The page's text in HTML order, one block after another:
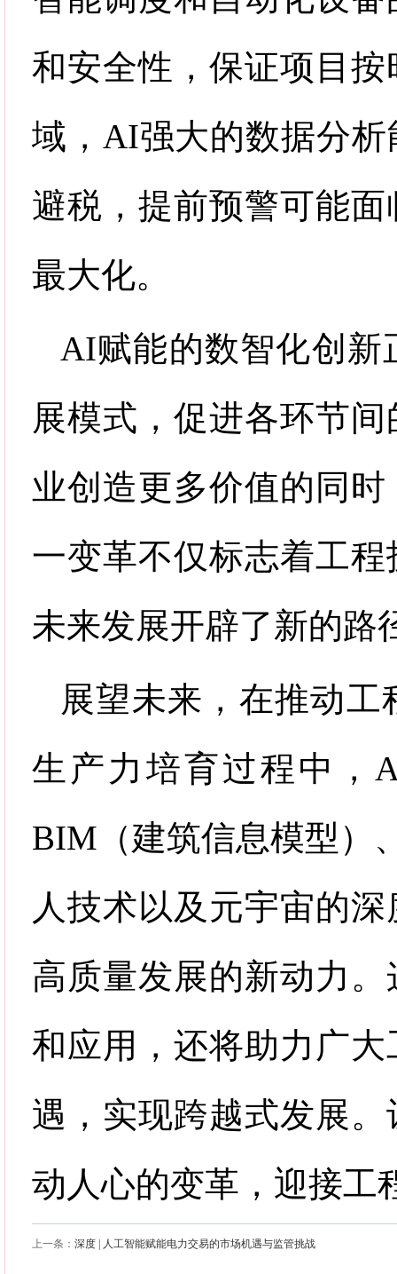
和安全性，保证项目
域， AI强大的数据分
避税，提前预警可能
最大化。
AI赋能的数智化创
展模式，促进各环节
业创造更多价值的同
一变革不仅标志着工
未来发展开辟了新的路
展望未来，在推动
生产力培育过程中，
BIM （建筑信息模型）
人技术以及元宇宙的
高质量发展的新动力
和应用，还将助力广
遇，实现跨越式发展
动人心的变革，迎接工
上一条： 深度 | 人工智能赋能电力交易的市场机遇与监管挑战